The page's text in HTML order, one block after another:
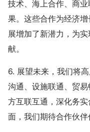
技术、海上合作、商
果。这些合作为经济
展增加了新潜力，为
献。
6. 展望未来，我们将
沟通、设施联通、贸
方互联互通，深化务
面，我们期待合作伙伴